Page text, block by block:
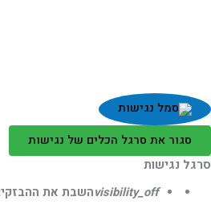
סגור את סרגל הכלים של נגישות
נגישות
visibility_offהשבת את ההבזקים